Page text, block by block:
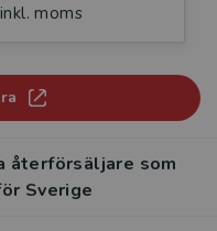
moms
återförsäljare som
Sverige